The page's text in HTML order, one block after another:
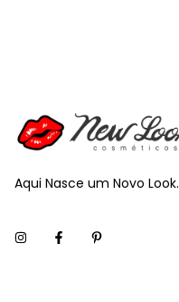
Aqui Nasce um Novo Look.